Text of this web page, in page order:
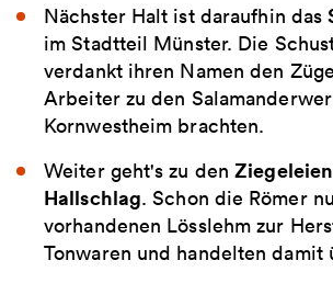
Nächster Halt ist daraufhin das
im Stadtteil Münster. Die
verdankt ihren Namen den
Arbeiter zu den
Kornwestheim brachten.
Weiter geht's zu den
Hallschlag. Schon die Römer
vorhandenen Lösslehm zur
Tonwaren und handelten damit